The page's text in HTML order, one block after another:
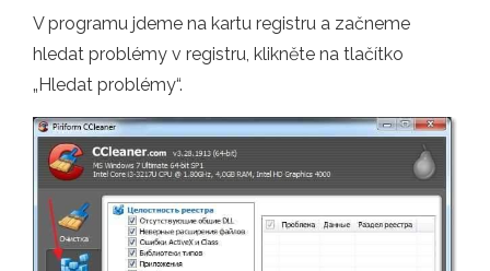
V programu jdeme na kartu registru a začneme
hledat problémy v registru, klikněte na tlačítko
„Hledat problémy“.